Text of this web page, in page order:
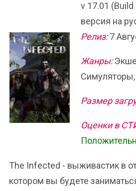
v 17.01
версия на
Релиз:7
Жанры:
Размер
Оценки в
The Infected - выживастик в
котором вы будете